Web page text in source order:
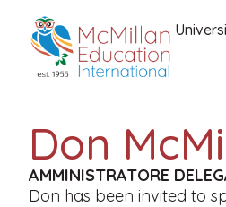
Don
AMMINISTRATORE
Don has been invited to